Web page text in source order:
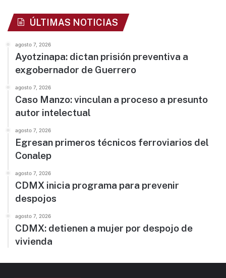
ÚLTIMAS NOTICIAS
agosto 7, 2026
Ayotzinapa: dictan prisión preventiva a
exgobernador de Guerrero
agosto 7, 2026
Caso Manzo: vinculan a proceso a presunto
autor intelectual
agosto 7, 2026
Egresan primeros técnicos ferroviarios del
Conalep
agosto 7, 2026
CDMX inicia programa para prevenir
despojos
agosto 7, 2026
CDMX: detienen a mujer por despojo de
vivienda